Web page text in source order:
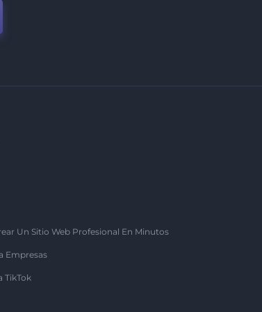
Un Sitio Web Profesional En Minutos
Empresas
TikTok